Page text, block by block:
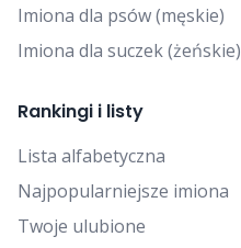
Imiona dla psów (męskie)
Imiona dla suczek (żeńskie)
Rankingi i listy
Lista alfabetyczna
Najpopularniejsze imiona
Twoje ulubione